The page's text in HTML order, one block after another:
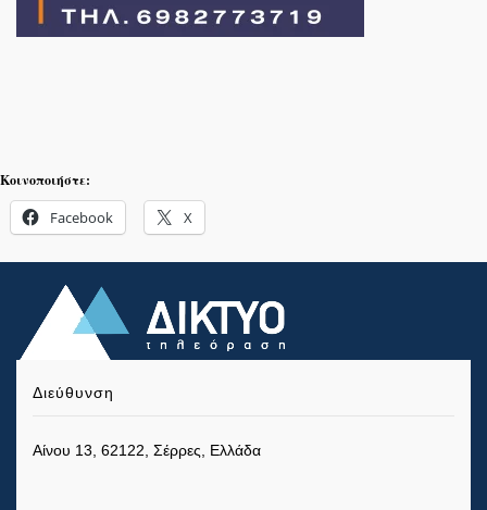
Κοινοποιήστε:
Facebook X
Διεύθυνση
Αίνου 13, 62122, Σέρρες, Ελλάδα